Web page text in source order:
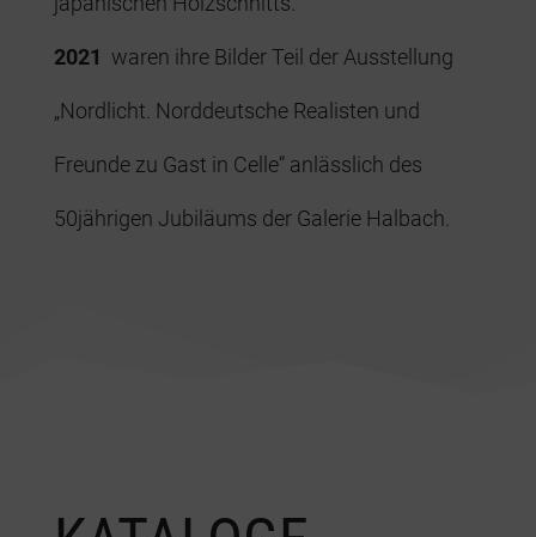
2021 waren ihre Bilder Teil der Ausstellung
„Nordlicht. Norddeutsche Realisten und
Freunde zu Gast in Celle“ anlässlich des
50jährigen Jubiläums der Galerie Halbach.